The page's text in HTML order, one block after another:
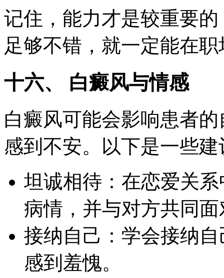
记住，能力才是较重要
足够不错，就一定能在
十六、 白癜风与情感
白癜风可能会影响患者
感到不安。以下是一些建
坦诚相待：在恋爱关
病情，并与对方共同面
接纳自己：学会接纳
感到羞愧。